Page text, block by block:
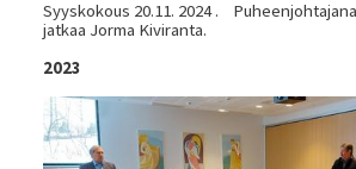
Syyskokous 20.11. 2024 .
jatkaa Jorma Kiviranta.
2023